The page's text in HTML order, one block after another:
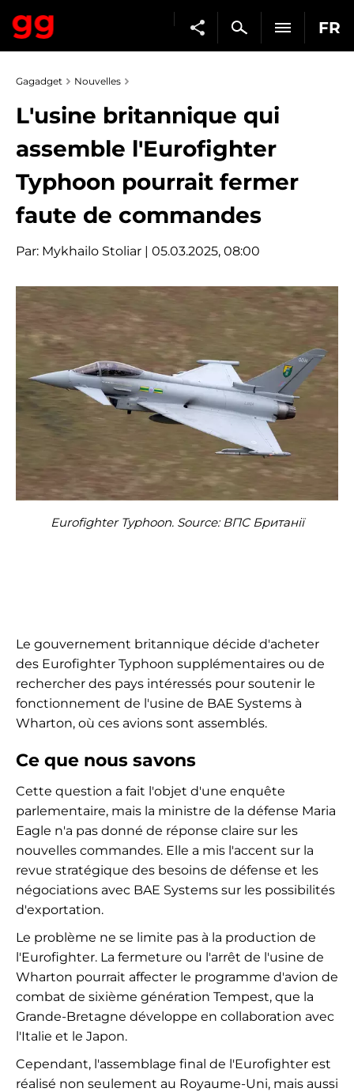
FR
Gagadget Nouvelles
L'usine britannique qui
assemble l'Eurofighter
Typhoon pourrait fermer
faute de commandes
Par: Mykhailo Stoliar | 05.03.2025, 08:00
Eurofighter Typhoon. Source: ВПС Британії
Le gouvernement britannique décide d'acheter
des Eurofighter Typhoon supplémentaires ou de
rechercher des pays intéressés pour soutenir le
fonctionnement de l'usine de BAE Systems à
Wharton, où ces avions sont assemblés.
Ce que nous savons
Cette question a fait l'objet d'une enquête
parlementaire, mais la ministre de la défense Maria
Eagle n'a pas donné de réponse claire sur les
nouvelles commandes. Elle a mis l'accent sur la
revue stratégique des besoins de défense et les
négociations avec BAE Systems sur les possibilités
d'exportation.
Le problème ne se limite pas à la production de
l'Eurofighter. La fermeture ou l'arrêt de l'usine de
Wharton pourrait affecter le programme d'avion de
combat de sixième génération Tempest, que la
Grande-Bretagne développe en collaboration avec
l'Italie et le Japon.
Cependant, l'assemblage final de l'Eurofighter est
réalisé non seulement au Royaume-Uni, mais aussi